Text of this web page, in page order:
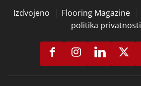
Izdvojeno Flooring Magazine
politika privatnosti